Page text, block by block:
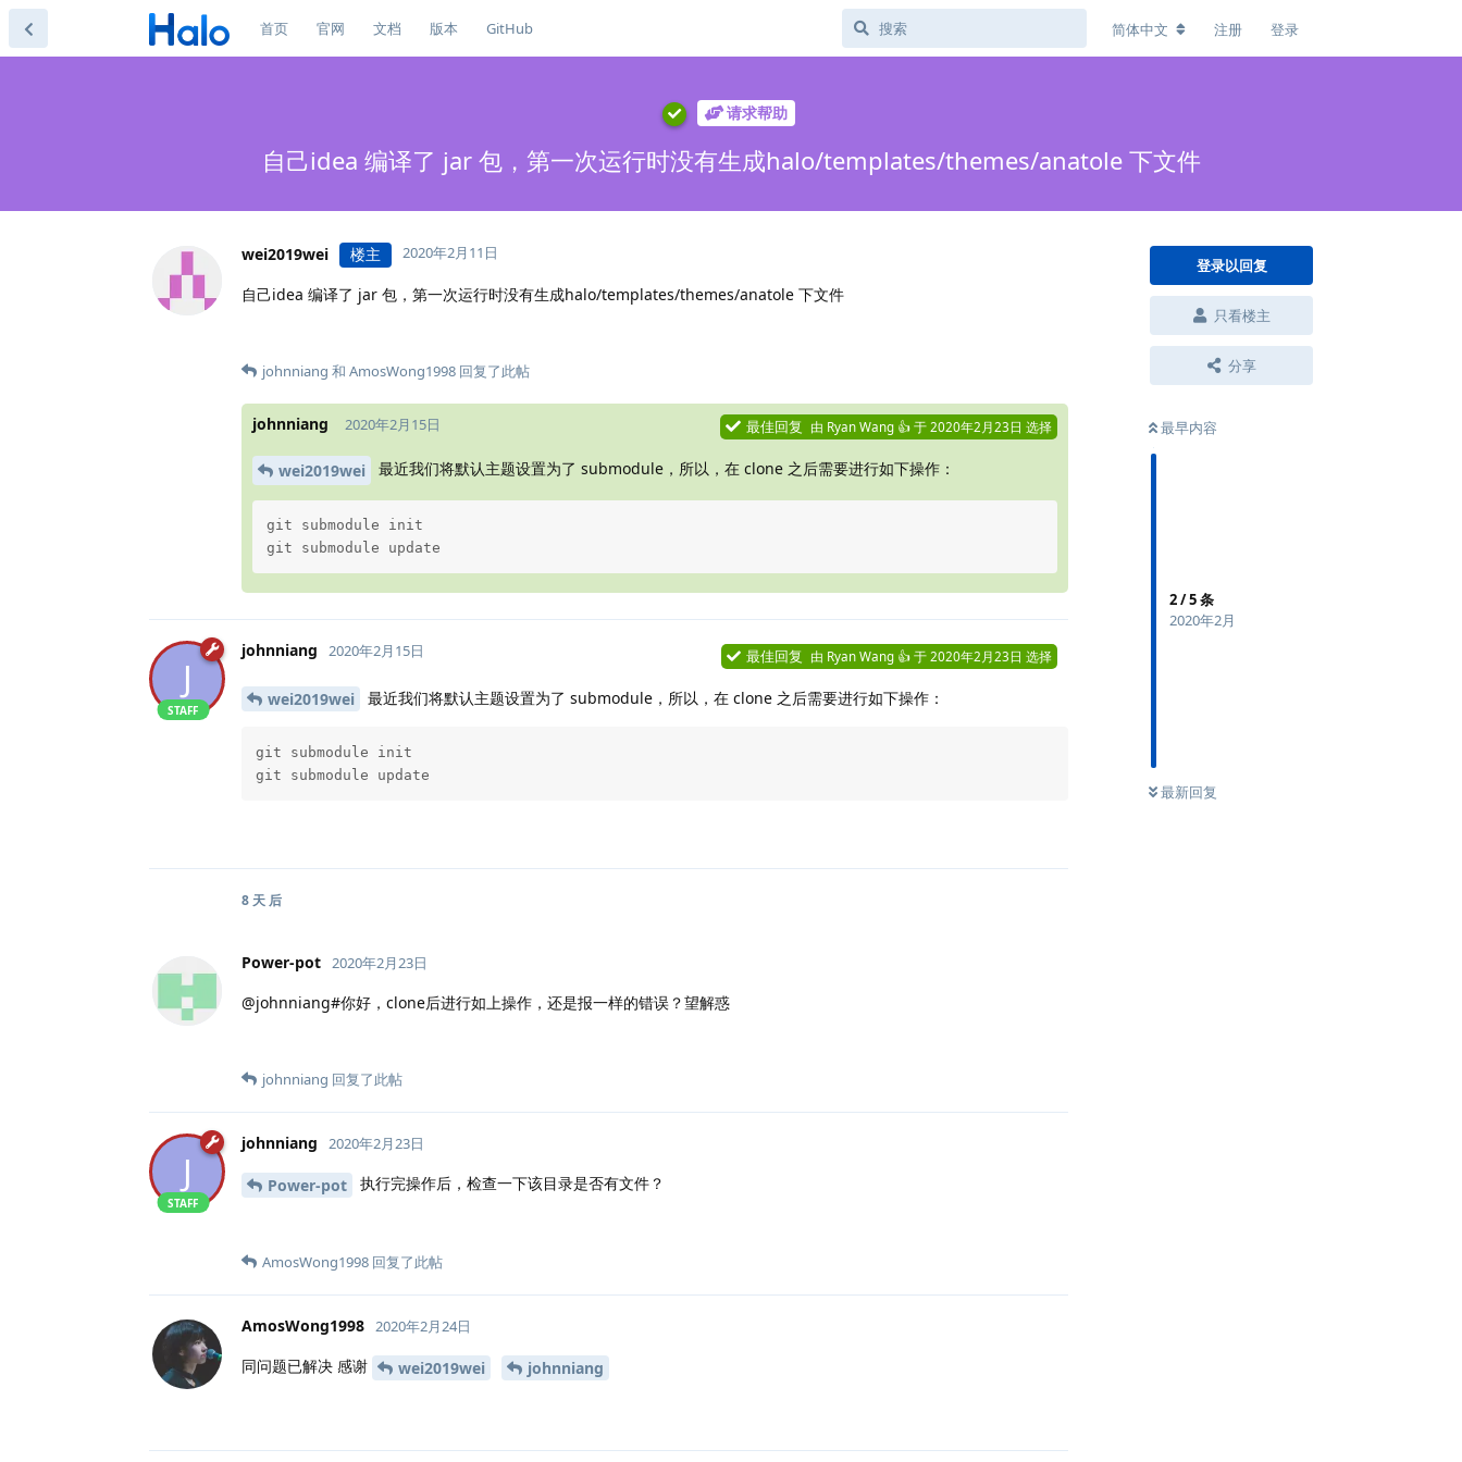
首页 官网 文档 版本 GitHub 简体中文 注册 登录
请求帮助
自己idea 编译了 jar 包，第一次运行时没有生成halo/templates/themes/anatole 下文件
登录以回复
只看楼主
分享
最早内容
2/5条
2020年2月
最新回复
wei2019wei 楼主 2020年2月11日
自己idea 编译了 jar 包，第一次运行时没有生成halo/templates/themes/anatole 下文件
johnniang 和 AmosWong1998 回复了此帖
johnniang 2020年2月15日 最佳回复 由 Ryan Wang 👍于2020年2月23日 选择
wei2019wei 最近我们将默认主题设置为了 submodule，所以，在 clone 之后需要进行如下操作：
git submodule init
git submodule update
J
johnniang
STAFF
2020年2月15日 最佳回复 由 Ryan Wang 👍于2020年2月23日 选择
wei2019wei 最近我们将默认主题设置为了 submodule，所以，在 clone 之后需要进行如下操作：
git submodule init
git submodule update
8 天 后
Power-pot 2020年2月23日
@johnniang#你好，clone后进行如上操作，还是报一样的错误？望解惑
johnniang 回复了此帖
J
johnniang
STAFF
2020年2月23日
Power-pot 执行完操作后，检查一下该目录是否有文件？
AmosWong1998 回复了此帖
AmosWong1998 2020年2月24日
同问题已解决 感谢 wei2019wei johnniang